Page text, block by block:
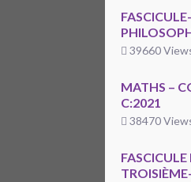
39660
MATHS –
C:2021
38470